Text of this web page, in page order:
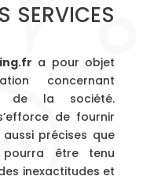
SERVICES
a pour objet
concernant
de la société.
de fournir
précises que
être tenu
inexactitudes et